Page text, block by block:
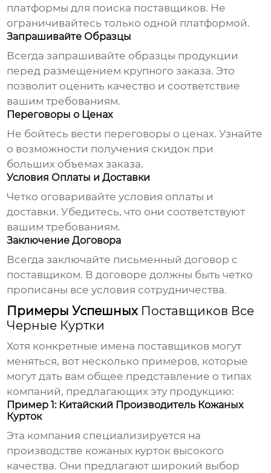
платформы для поиска поставщиков. Не
ограничивайтесь только одной платформой.
Запрашивайте Образцы
Всегда запрашивайте образцы продукции
перед размещением крупного заказа. Это
позволит оценить качество и соответствие
вашим требованиям.
Переговоры о Ценах
Не бойтесь вести переговоры о ценах. Узнайте
о возможности получения скидок при
больших объемах заказа.
Условия Оплаты и Доставки
Четко оговаривайте условия оплаты и
доставки. Убедитесь, что они соответствуют
вашим требованиям.
Заключение Договора
Всегда заключайте письменный договор с
поставщиком. В договоре должны быть четко
прописаны все условия сотрудничества.
Примеры Успешных Поставщиков Все
Черные Куртки
Хотя конкретные имена поставщиков могут
меняться, вот несколько примеров, которые
могут дать вам общее представление о типах
компаний, предлагающих эту продукцию:
Пример 1: Китайский Производитель Кожаных
Курток
Эта компания специализируется на
производстве кожаных курток высокого
качества. Они предлагают широкий выбор